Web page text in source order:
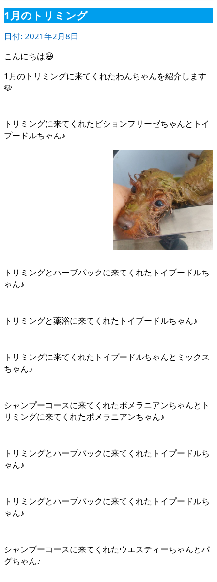
1月のトリミング
日付: 2021年2月8日
こんにちは😃
1月のトリミングに来てくれたわんちゃんを紹介します
🐶
トリミングに来てくれたビションフリーゼちゃんとトイ
プードルちゃん♪
トリミングとハーブパックに来てくれたトイプードルち
ゃん♪
トリミングと薬浴に来てくれたトイプードルちゃん♪
トリミングに来てくれたトイプードルちゃんとミックス
ちゃん♪
シャンプーコースに来てくれたポメラニアンちゃんとト
リミングに来てくれたポメラニアンちゃん♪
トリミングとハーブパックに来てくれたトイプードルち
ゃん♪
トリミングとハーブパックに来てくれたトイプードルち
ゃん♪
シャンプーコースに来てくれたウエスティーちゃんとパ
グちゃん♪